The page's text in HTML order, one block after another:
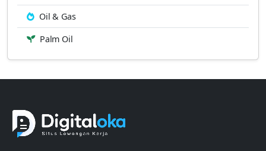
Oil & Gas
Palm Oil